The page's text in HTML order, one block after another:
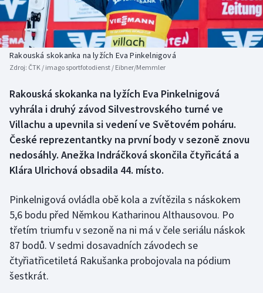
Basketbal
Biatlon
Boby a skeleton
Box
Curling
Dostihy
Florbal
Futsal
Golf
Gymnastika
Historické návraty
Aplikace ČT sport
AZ kvíz
Rakouská skokanka na lyžích Eva Pinkelnigová
Zdroj: ČTK / imago sportfotodienst / Eibner/Memmler
Rakouská skokanka na lyžích Eva Pinkelnigová
vyhrála i druhý závod Silvestrovského turné ve
Villachu a upevnila si vedení ve Světovém poháru.
České reprezentantky na první body v sezoně znovu
nedosáhly. Anežka Indráčková skončila čtyřicátá a
Klára Ulrichová obsadila 44. místo.
Pinkelnigová ovládla obě kola a zvítězila s náskokem
5,6 bodu před Němkou Katharinou Althausovou. Po
třetím triumfu v sezoně na ni má v čele seriálu náskok
87 bodů. V sedmi dosavadních závodech se
čtyřiatřicetiletá Rakušanka probojovala na pódium
šestkrát.